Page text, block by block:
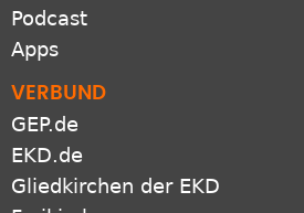
Podcast
Apps
VERBUND
GEP.de
EKD.de
Gliedkirchen der EKD